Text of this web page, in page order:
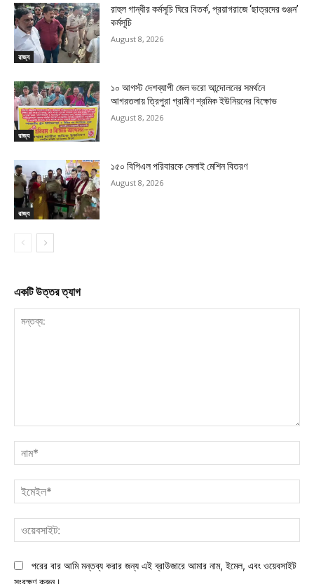
রাজ্য
রাহুল গান্ধীর কর্মসূচি ঘিরে বিতর্ক, প্রয়াগরাজে ‘ছাত্রদের গুঞ্জন’
কর্মসূচি
August 8, 2026
রাজ্য
১০ আগস্ট দেশব্যাপী জেল ভরো আন্দোলনের সমর্থনে
আগরতলায় ত্রিপুরা গ্রামীণ শ্রমিক ইউনিয়নের বিক্ষোভ
August 8, 2026
রাজ্য
১৫০ বিপিএল পরিবারকে সেলাই মেশিন বিতরণ
August 8, 2026
একটি উত্তর ত্যাগ
পরের বার আমি মন্তব্য করার জন্য এই ব্রাউজারে আমার নাম, ইমেল, এবং ওয়েবসাইট
সংরক্ষণ করুন।